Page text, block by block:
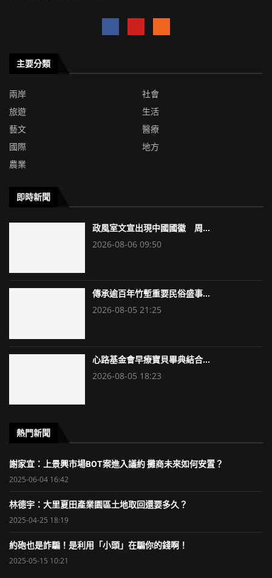
主要分類
兩岸
社會
旅遊
生活
藝文
醫療
國際
地方
農業
即時新聞
政風室文宣出現中國國徽 周...
2026-08-06 09:50
傳承逾百年竹塹重要民俗盛事...
2026-08-05 21:25
心路基金會早療寶貝畢典結合...
2026-08-05 18:23
熱門新聞
謝家宜：上景興市場BOT案進入議約 攤商未來如何安置？
2025-06-04 16:42
林德宇：大里夏田產業園區土地取回還要多久？
2025-04-25 18:19
約砲也是詐騙！是利用「小頭」在騙你的錢啊！
2025-05-15 10:21